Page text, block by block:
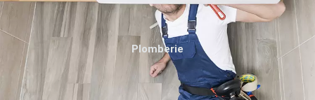
Plomberie